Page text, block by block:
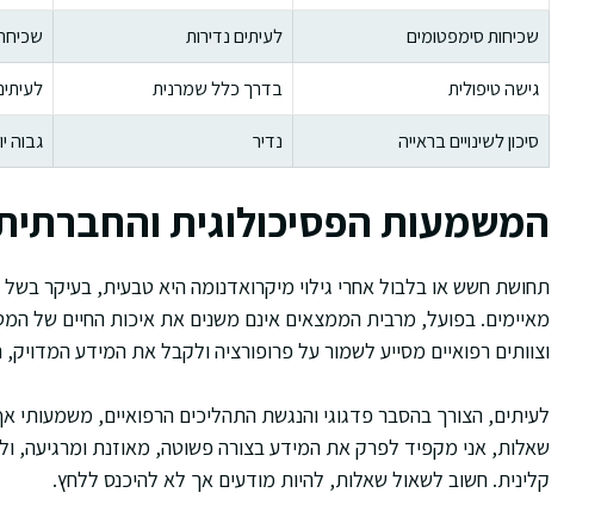
שכיחות סימפטומים
לעיתים נדירות
גישה טיפולית
בדרך כלל שמרנית
סיכון לשינויים בראייה
נדיר גבוה
המשמעות הפסיכולוגית
תחושת חשש או בלבול אחרי גילוי מיקרואדנומה היא טבעית, בעיקר
מאיימים. בפועל, מרבית הממצאים אינם משנים את איכות החיים של
וצוותים רפואיים מסייע לשמור על פרופורציה ולקבל את המידע
לעיתים, הצורך בהסבר פדגוגי והנגשת התהליכים הרפואיים, משמעותי
שאלות, אני מקפיד לפרק את המידע בצורה פשוטה, מאוזנת
קלינית. חשוב לשאול שאלות, להיות מודעים אך לא להיכנס ללחץ.